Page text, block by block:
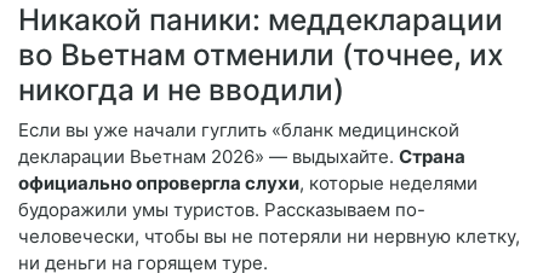
Никакой паники: меддекларации
во Вьетнам отменили (точнее, их
никогда и не вводили)
Если вы уже начали гуглить «бланк медицинской
декларации Вьетнам 2026» — выдыхайте. Страна
официально опровергла слухи, которые неделями
будоражили умы туристов. Рассказываем по-
человечески, чтобы вы не потеряли ни нервную клетку,
ни деньги на горящем туре.